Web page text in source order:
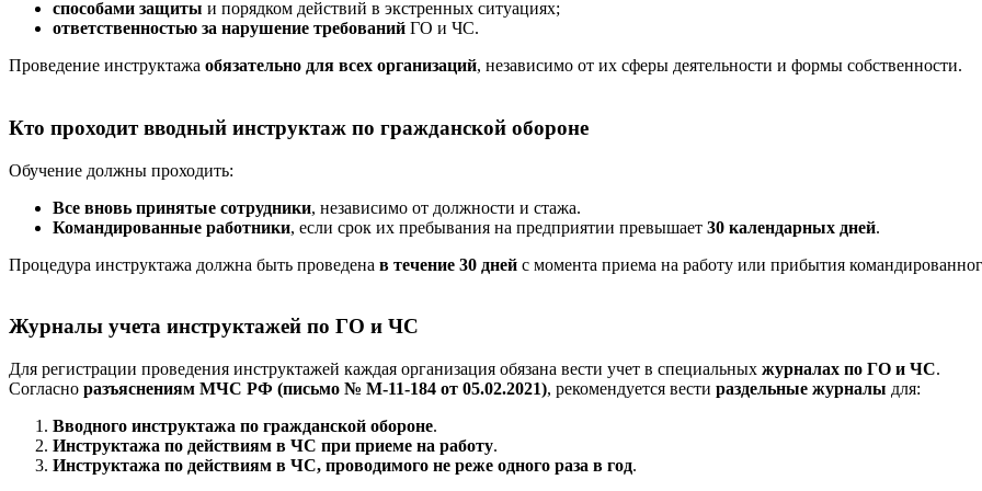
способами защиты и порядком действий в экстренных ситуациях;
ответственностью за нарушение требований ГО и ЧС.
Проведение инструктажа обязательно для всех организаций, независимо от их сферы деятельности и формы собственности.
Кто проходит вводный инструктаж по гражданской обороне
Обучение должны проходить:
Все вновь принятые сотрудники, независимо от должности и стажа.
Командированные работники, если срок их пребывания на предприятии превышает 30 календарных дней.
Процедура инструктажа должна быть проведена в течение 30 дней с момента приема на работу или прибытия
Журналы учета инструктажей по ГО и ЧС
Для регистрации проведения инструктажей каждая организация обязана вести учет в специальных журналах по ГО и ЧС.
Согласно разъяснениям МЧС РФ (письмо № М-11-184 от 05.02.2021), рекомендуется вести раздельные журналы для:
Вводного инструктажа по гражданской обороне.
Инструктажа по действиям в ЧС при приеме на работу.
Инструктажа по действиям в ЧС, проводимого не реже одного раза в год.